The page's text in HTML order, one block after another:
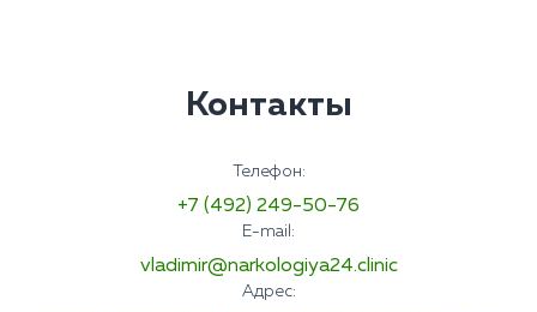
Контакты
Телефон:
+7 (492) 249-50-76
E-mail:
vladimir@narkologiya24.clinic
Адрес: